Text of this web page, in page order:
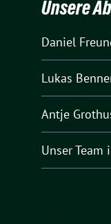
Unsere
Daniel
Lukas
Antje
Unser Team